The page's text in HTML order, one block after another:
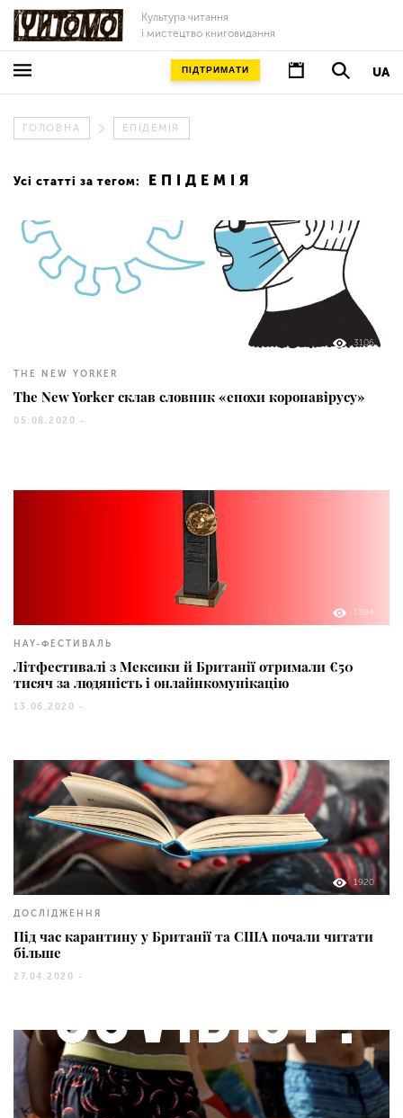
Культура читання
і мистецтво книговидання
UA
ПІДТРИМАТИ
ГОЛОВНА ЕПІДЕМІЯ
Усі статті за тегом: ЕПІДЕМІЯ
3106
THE NEW YORKER
The New Yorker склав словник «епохи коронавірусу»
05.08.2020 -
1394
HAY-ФЕСТИВАЛЬ
Літфестивалі з Мексики й Британії отримали €50
тисяч за людяність і онлайнкомунікацію
13.06.2020 -
1920
ДОСЛІДЖЕННЯ
Під час карантину у Британії та США почали читати
більше
27.04.2020 -